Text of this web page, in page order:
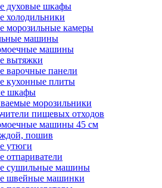
духовые шкафы
холодильники
морозильные камеры
машины
машины
вытяжки
варочные панели
кухонные плиты
шкафы
морозильники
пищевых отходов
машины 45 см
пошив
утюги
отпариватели
сушильные машины
швейные машинки